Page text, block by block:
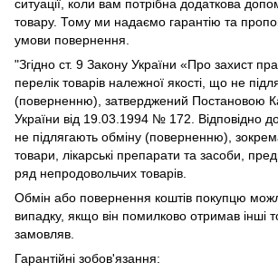
ситуації, коли вам потрібна додаткова
товару. Тому ми надаємо гарантію та
умови повернення.
"Згідно ст. 9 Закону України «Про захист
перелік товарів належної якості, що не
(поверненню), затверджений Постановою
України від 19.03.1994 № 172. Відповідно
не підлягають обміну (поверненню),
товари, лікарські препарати та засоби,
ряд непродовольчих товарів.
Обмін або повернення коштів покупцю
випадку, якщо він помилково отримав інші
замовляв.
Гарантійні зобов'язання: